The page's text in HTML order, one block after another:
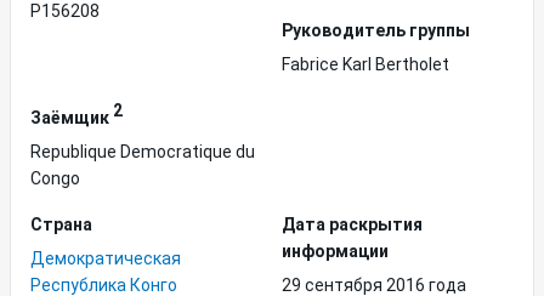
P156208
Руководитель группы
Fabrice Karl Bertholet
Заёмщик 2
Republique Democratique du
Congo
Страна
Демократическая
Республика Конго
Дата раскрытия
информации
29 сентября 2016 года